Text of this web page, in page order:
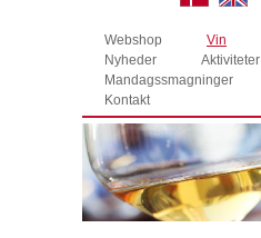
Webshop Vin
Nyheder
Aktiviteter
Mandagssmagninger
Kontakt